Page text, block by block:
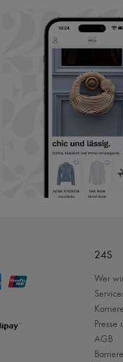
Mehr erfahren über
24S
Wer
Presse
AGB